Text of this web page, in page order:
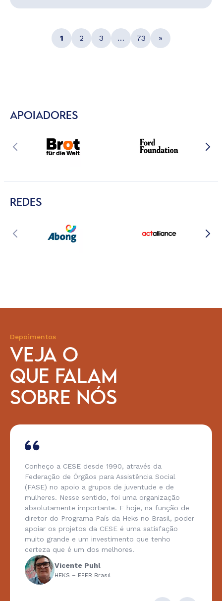
1 2 3 … 73 »
APOIADORES
REDES
Depoimentos
VEJA O
QUE FALAM
SOBRE NÓS
Conheço a CESE desde 1990, através da
Federação de Órgãos para Assistência Social
(FASE) no apoio a grupos de juventude e de
mulheres. Nesse sentido, foi uma organização
absolutamente importante. E hoje, na função de
diretor do Programa País da Heks no Brasil, poder
apoiar os projetos da CESE é uma satisfação
muito grande e um investimento que tenho
certeza que é um dos melhores.
Vicente Puhl
HEKS – EPER Brasil